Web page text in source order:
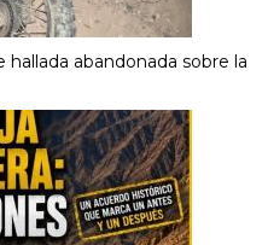
abandonada sobre la